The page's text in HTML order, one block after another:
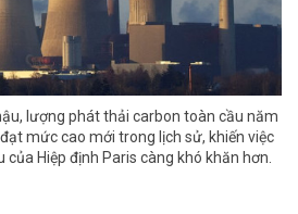
lượng phát thải carbon toàn cầu năm
mức cao mới trong lịch sử, khiến việc
Hiệp định Paris càng khó khăn hơn.